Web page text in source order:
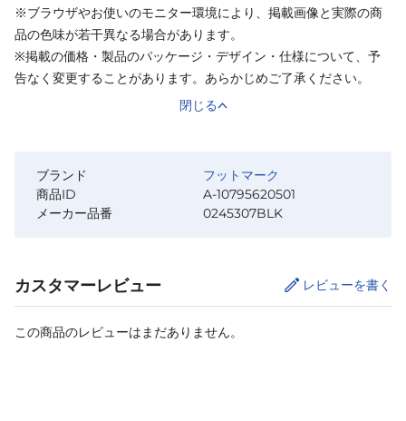
※ブラウザやお使いのモニター環境により、掲載画像と実際の商
品の色味が若干異なる場合があります。
※掲載の価格・製品のパッケージ・デザイン・仕様について、予
告なく変更することがあります。あらかじめご了承ください。
閉じる
ブランド
フットマーク
商品ID
A-10795620501
メーカー品番
0245307BLK
カスタマーレビュー レビューを書く
この商品のレビューはまだありません。